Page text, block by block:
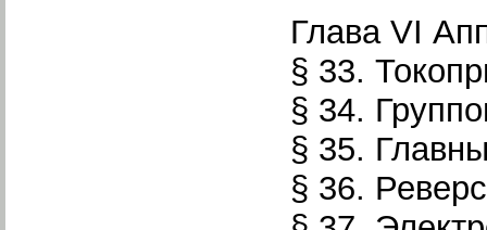
Глава VI
§ 33.
§ 34.
§ 35.
§ 36.